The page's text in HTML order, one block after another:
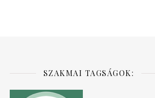
SZAKMAI TAGSÁGOK: